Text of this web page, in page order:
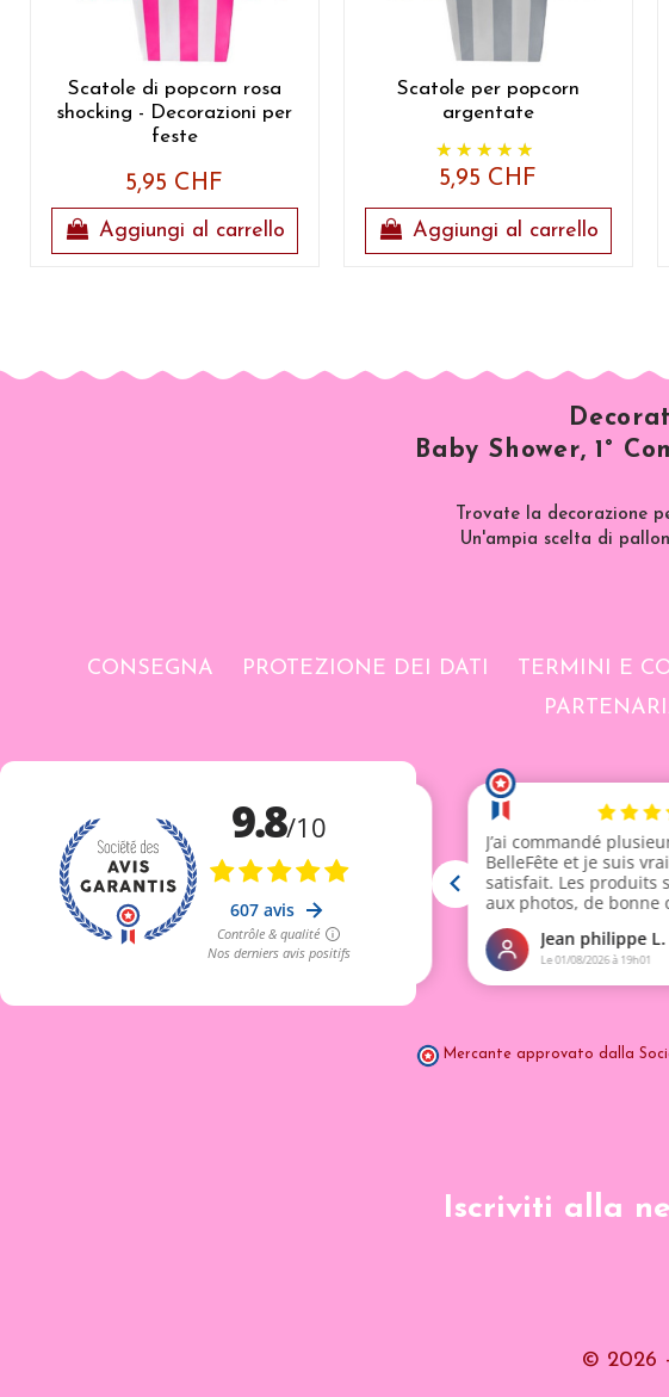
Scatole di popcorn rosa
shocking - Decorazioni per
feste
5,95 CHF
Aggiungi al carrello
Scatole per popcorn
argentate
5,95 CHF
Aggiungi al carrello
Baby Shower, 1°
Trovate la decorazione
Un'ampia scelta di
CONSEGNA PROTEZIONE DEI DATI TERMINI E
Mercante approvato dalla
Iscriviti alla
© 2026